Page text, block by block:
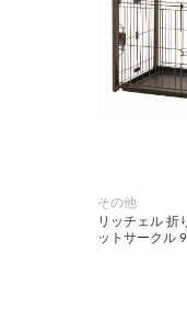
その他
リッチェル 折
ットサークル